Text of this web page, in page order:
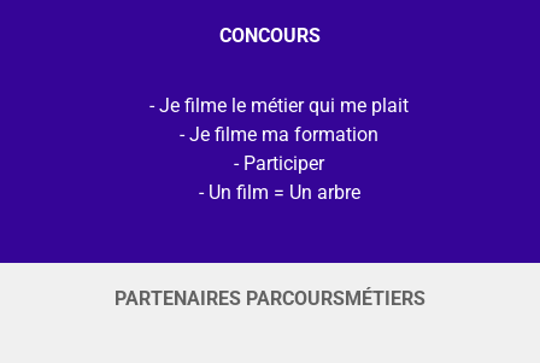
CONCOURS
Je filme le métier qui me plait
Je filme ma formation
Participer
Un film = Un arbre
PARTENAIRES PARCOURSMÉTIERS